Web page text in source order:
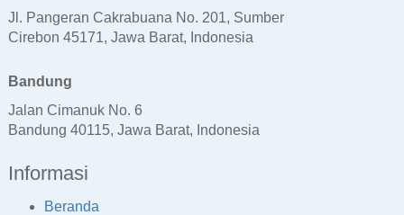
Jl. Pangeran Cakrabuana No. 201, Sumber
Cirebon 45171, Jawa Barat, Indonesia
Bandung
Jalan Cimanuk No. 6
Bandung 40115, Jawa Barat, Indonesia
Informasi
Beranda